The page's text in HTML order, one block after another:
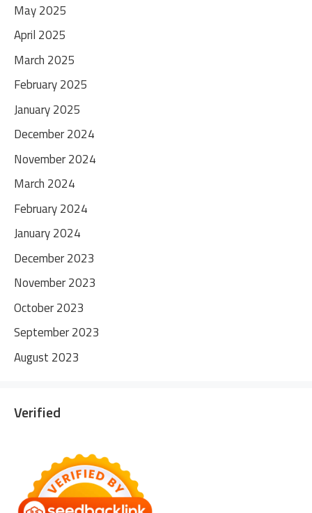
May 2025
April 2025
March 2025
February 2025
January 2025
December 2024
November 2024
March 2024
February 2024
January 2024
December 2023
November 2023
October 2023
September 2023
August 2023
Verified